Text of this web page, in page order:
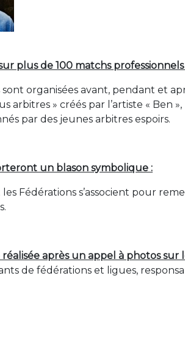
plus de 100 matchs
organisées avant, pendant et
arbitres » créés par l’artiste « Ben »,
par des jeunes arbitres espoirs.
un blason symbolique :
Fédérations s’associent pour
après un appel à photos sur
de fédérations et ligues,